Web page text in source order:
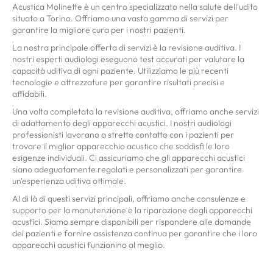
Acustica Molinette è un centro specializzato nella salute dell'udito
situato a Torino. Offriamo una vasta gamma di servizi per
garantire la migliore cura per i nostri pazienti.
La nostra principale offerta di servizi è la revisione auditiva. I
nostri esperti audiologi eseguono test accurati per valutare la
capacità uditiva di ogni paziente. Utilizziamo le più recenti
tecnologie e attrezzature per garantire risultati precisi e
affidabili.
Una volta completata la revisione auditiva, offriamo anche servizi
di adattamento degli apparecchi acustici. I nostri audiologi
professionisti lavorano a stretto contatto con i pazienti per
trovare il miglior apparecchio acustico che soddisfi le loro
esigenze individuali. Ci assicuriamo che gli apparecchi acustici
siano adeguatamente regolati e personalizzati per garantire
un'esperienza uditiva ottimale.
Al di là di questi servizi principali, offriamo anche consulenze e
supporto per la manutenzione e la riparazione degli apparecchi
acustici. Siamo sempre disponibili per rispondere alle domande
dei pazienti e fornire assistenza continua per garantire che i loro
apparecchi acustici funzionino al meglio.